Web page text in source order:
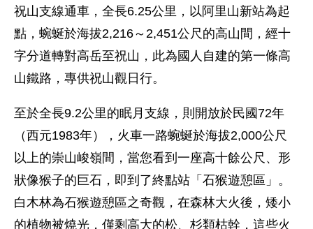
祝山支線通車，全長6.25公里，以阿里山新站為起
點，蜿蜒於海拔2,216～2,451公尺的高山間，經十
字分道轉對高岳至祝山，此為國人自建的第一條高
山鐵路，專供祝山觀日行。
至於全長9.2公里的眠月支線，則開放於民國72年
（西元1983年），火車一路蜿蜒於海拔2,000公尺
以上的崇山峻嶺間，當您看到一座高十餘公尺、形
狀像猴子的巨石，即到了終點站「石猴遊憩區」。
白木林為石猴遊憩區之奇觀，在森林大火後，矮小
的植物被燒光，僅剩高大的松、杉類枯幹，這些火